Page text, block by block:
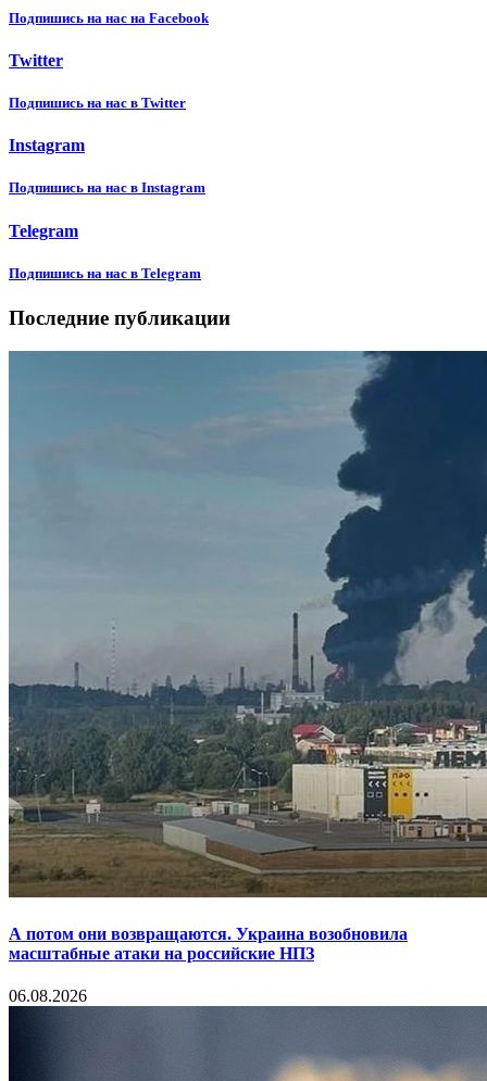
Подпишиcь на нас на Facebook
Twitter
Подпишиcь на нас в Twitter
Instagram
Подпишиcь на нас в Instagram
Telegram
Подпишиcь на нас в Telegram
Последние публикации
А потом они возвращаются. Украина возобновила
масштабные атаки на российские НПЗ
06.08.2026